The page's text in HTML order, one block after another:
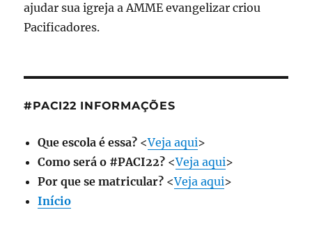
ajudar sua igreja a AMME evangelizar criou
Pacificadores.
#PACI22 INFORMAÇÕES
Que escola é essa? <Veja aqui>
Como será o #PACI22? <Veja aqui>
Por que se matricular? <Veja aqui>
Início